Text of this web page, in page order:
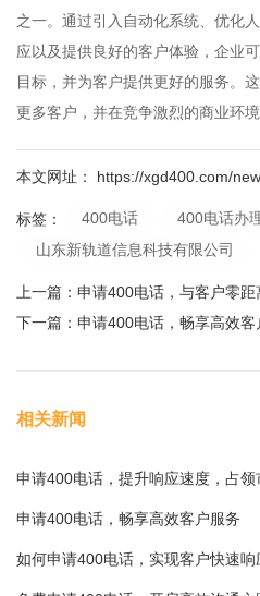
之一。通过引入自动化系统、优化
应以及提供良好的客户体验，企业
目标，并为客户提供更好的服务。
更多客户，并在竞争激烈的商业环境
本文网址： https://xgd400.com/
标签： 400电话 400电话办
山东新轨道信息科技有限公司
上一篇： 申请400电话，与客户零距
下一篇： 申请400电话，畅享高效客
相关新闻
申请400电话，提升响应速度，占领
申请400电话，畅享高效客户服务
如何申请400电话，实现客户快速响